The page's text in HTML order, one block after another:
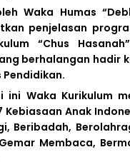
Waka Humas
penjelasan
“Chus
berhalangan hadir
ini Waka Kurikulum
Kebiasaan Anak
Beribadah,
Membaca,